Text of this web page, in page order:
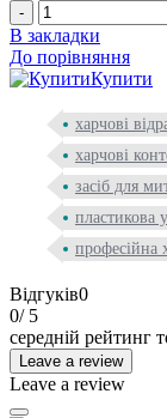
-
В закладки
До порівняння
Купити
харчові
харчові
засіб для
пластикова
професійна
Відгуків0
0/ 5
середній рейтинг
Leave a review
Leave a review